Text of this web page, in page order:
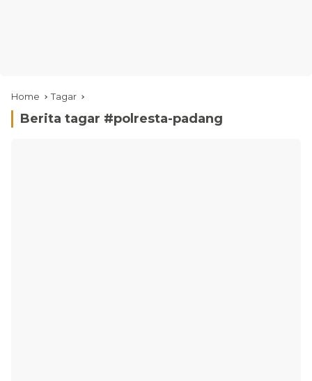
Home Tagar
Berita tagar #polresta-padang